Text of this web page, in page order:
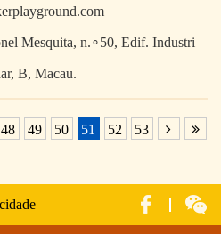
Mesquita, n.∘50, Edif. Industri
B, Macau.
48 49 50 51 52 53